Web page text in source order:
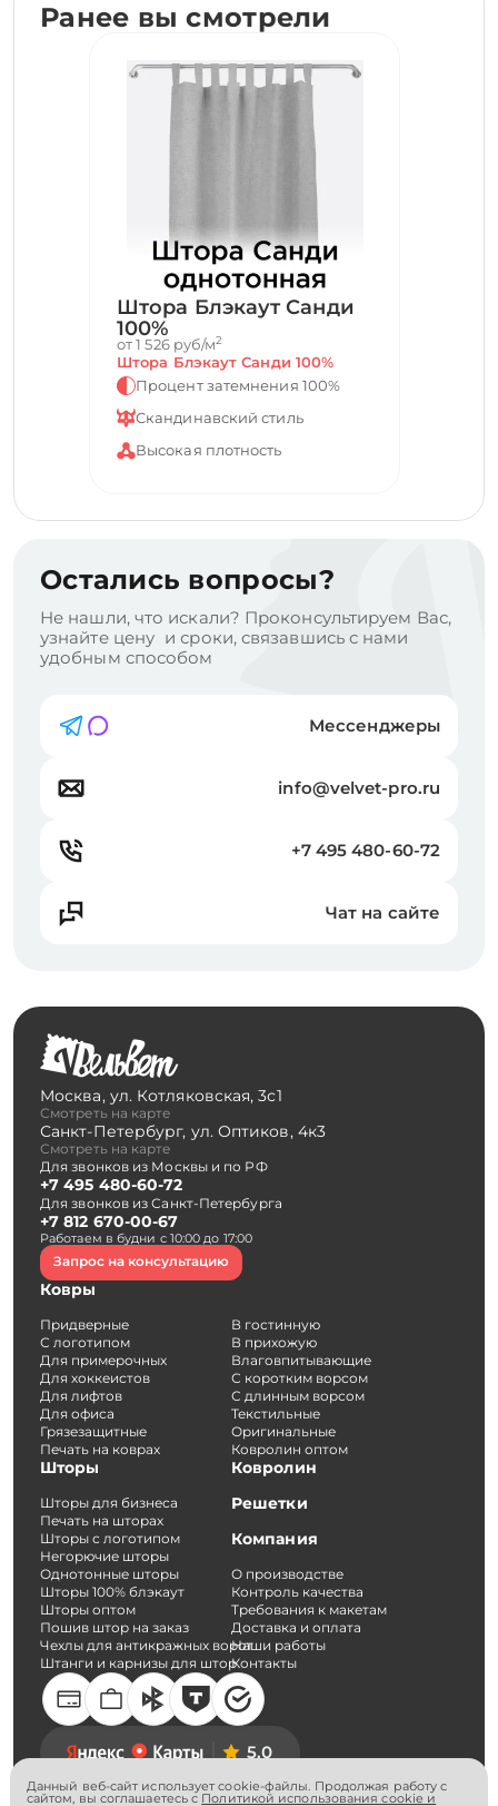
Ранее вы смотрели
Штора Блэкаут Санди
100%
от 1 526 руб/м2
Штора Блэкаут Санди 100%
Процент затемнения 100%
Скандинавский стиль
Высокая плотность
Остались вопросы?
Не нашли, что искали? Проконсультируем Вас,
узнайте цену и сроки, связавшись с нами
удобным способом
Мессенджеры
info@velvet-pro.ru
+7 495 480-60-72
Чат на сайте
Москва, ул. Котляковская, 3с1
Смотреть на карте
Санкт-Петербург, ул. Оптиков, 4к3
Смотреть на карте
Для звонков из Москвы и по РФ
+7 495 480-60-72
Для звонков из Санкт-Петербурга
+7 812 670-00-67
Работаем в будни с 10:00 до 17:00
Запрос на консультацию
Ковры
Придверные
С логотипом
Для примерочных
Для хоккеистов
Для лифтов
Для офиса
Грязезащитные
Печать на коврах
В гостинную
В прихожую
Влаговпитывающие
С коротким ворсом
С длинным ворсом
Текстильные
Оригинальные
Ковролин оптом
Шторы
Шторы для бизнеса
Печать на шторах
Шторы с логотипом
Негорючие шторы
Однотонные шторы
Шторы 100% блэкаут
Шторы оптом
Пошив штор на заказ
Чехлы для антикражных ворот
Штанги и карнизы для штор
Ковролин
Решетки
Компания
О производстве
Контроль качества
Требования к макетам
Доставка и оплата
Наши работы
Контакты
5.0
Данный веб-сайт использует cookie-файлы. Продолжая работу с
сайтом, вы соглашаетесь с Политикой использования cookie и